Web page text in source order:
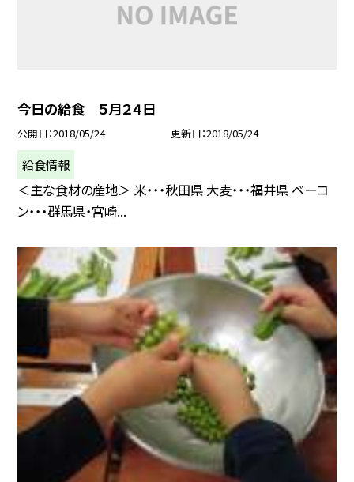
今日の給食 ５月２４日
公開日 2018/05/24 更新日 2018/05/24
給食情報
＜主な食材の産地＞ 米・・・秋田県 大麦・・・福井県 ベーコ
ン・・・群馬県・宮崎...